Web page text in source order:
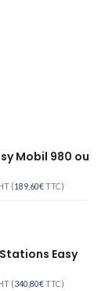
Mobil 980 ou
HT (189,60€TTC)
Easy
HT (340,80€TTC)